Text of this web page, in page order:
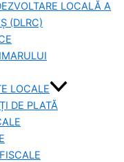
LOCALĂ A
(DLRC)
LOCALE
DE PLATĂ